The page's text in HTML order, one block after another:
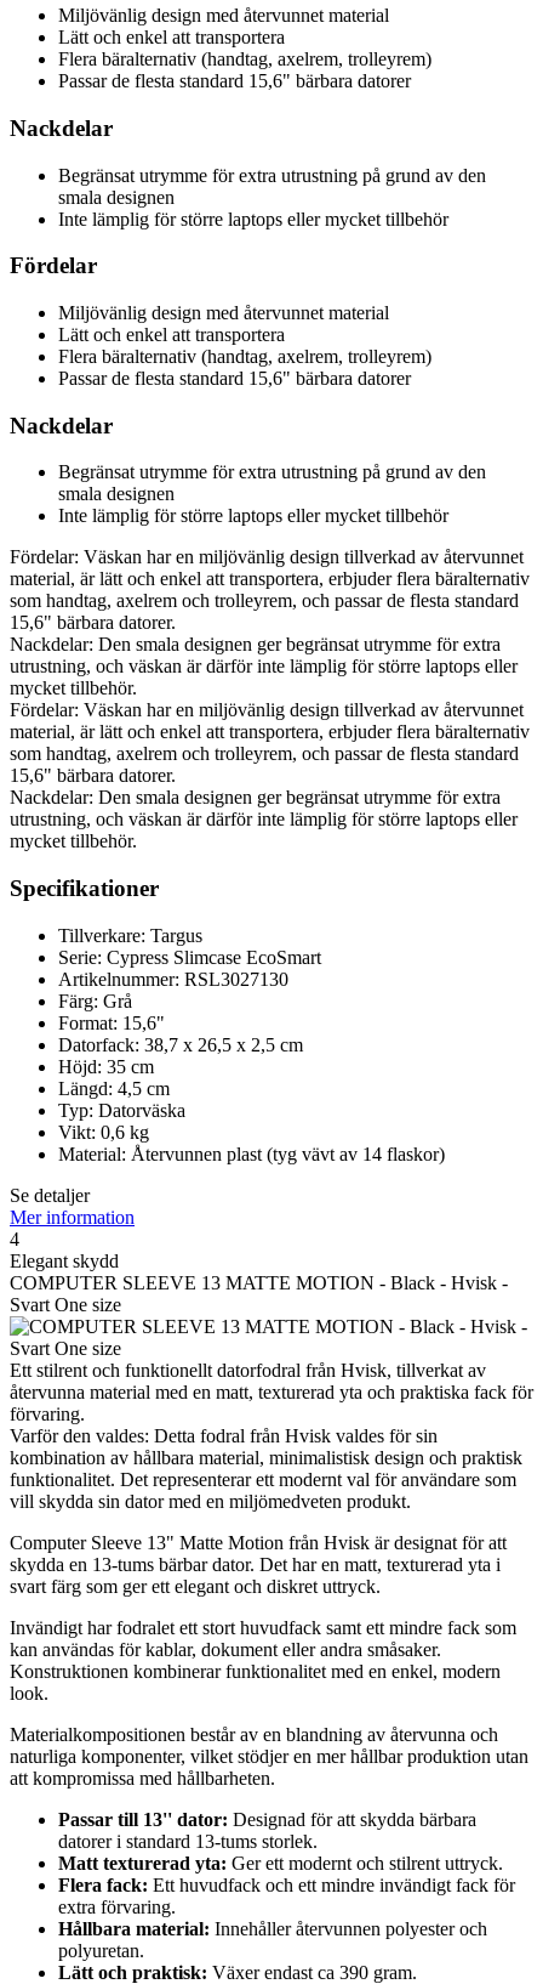
Miljövänlig design med återvunnet material
Lätt och enkel att transportera
Flera bäralternativ (handtag, axelrem, trolleyrem)
Passar de flesta standard 15,6" bärbara datorer
Nackdelar
Begränsat utrymme för extra utrustning på grund av den
smala designen
Inte lämplig för större laptops eller mycket tillbehör
Fördelar
Miljövänlig design med återvunnet material
Lätt och enkel att transportera
Flera bäralternativ (handtag, axelrem, trolleyrem)
Passar de flesta standard 15,6" bärbara datorer
Nackdelar
Begränsat utrymme för extra utrustning på grund av den
smala designen
Inte lämplig för större laptops eller mycket tillbehör
Fördelar: Väskan har en miljövänlig design tillverkad av återvunnet
material, är lätt och enkel att transportera, erbjuder flera bäralternativ
som handtag, axelrem och trolleyrem, och passar de flesta standard
15,6" bärbara datorer.
Nackdelar: Den smala designen ger begränsat utrymme för extra
utrustning, och väskan är därför inte lämplig för större laptops eller
mycket tillbehör.
Fördelar: Väskan har en miljövänlig design tillverkad av återvunnet
material, är lätt och enkel att transportera, erbjuder flera bäralternativ
som handtag, axelrem och trolleyrem, och passar de flesta standard
15,6" bärbara datorer.
Nackdelar: Den smala designen ger begränsat utrymme för extra
utrustning, och väskan är därför inte lämplig för större laptops eller
mycket tillbehör.
Specifikationer
Tillverkare: Targus
Serie: Cypress Slimcase EcoSmart
Artikelnummer: RSL3027130
Färg: Grå
Format: 15,6"
Datorfack: 38,7 x 26,5 x 2,5 cm
Höjd: 35 cm
Längd: 4,5 cm
Typ: Datorväska
Vikt: 0,6 kg
Material: Återvunnen plast (tyg vävt av 14 flaskor)
Se detaljer
Mer information
4
Elegant skydd
COMPUTER SLEEVE 13 MATTE MOTION - Black - Hvisk -
Svart One size
Ett stilrent och funktionellt datorfodral från Hvisk, tillverkat av
återvunna material med en matt, texturerad yta och praktiska fack för
förvaring.
Varför den valdes: Detta fodral från Hvisk valdes för sin
kombination av hållbara material, minimalistisk design och praktisk
funktionalitet. Det representerar ett modernt val för användare som
vill skydda sin dator med en miljömedveten produkt.
Computer Sleeve 13" Matte Motion från Hvisk är designat för att
skydda en 13-tums bärbar dator. Det har en matt, texturerad yta i
svart färg som ger ett elegant och diskret uttryck.
Invändigt har fodralet ett stort huvudfack samt ett mindre fack som
kan användas för kablar, dokument eller andra småsaker.
Konstruktionen kombinerar funktionalitet med en enkel, modern
look.
Materialkompositionen består av en blandning av återvunna och
naturliga komponenter, vilket stödjer en mer hållbar produktion utan
att kompromissa med hållbarheten.
Passar till 13'' dator: Designad för att skydda bärbara
datorer i standard 13-tums storlek.
Matt texturerad yta: Ger ett modernt och stilrent uttryck.
Flera fack: Ett huvudfack och ett mindre invändigt fack för
extra förvaring.
Hållbara material: Innehåller återvunnen polyester och
polyuretan.
Lätt och praktisk: Växer endast ca 390 gram.